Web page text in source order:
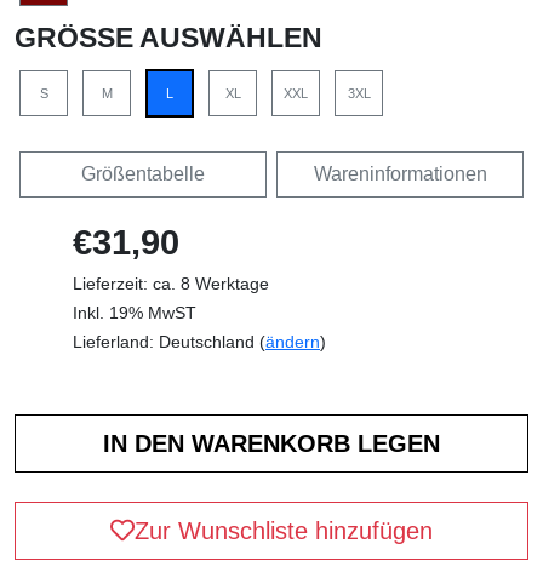
GRÖSSE AUSWÄHLEN
S M L XL XXL 3XL
Größentabelle Wareninformationen
€31,90
Lieferzeit: ca. 8 Werktage
Inkl. 19% MwST
Lieferland: Deutschland (ändern)
Zur Wunschliste hinzufügen